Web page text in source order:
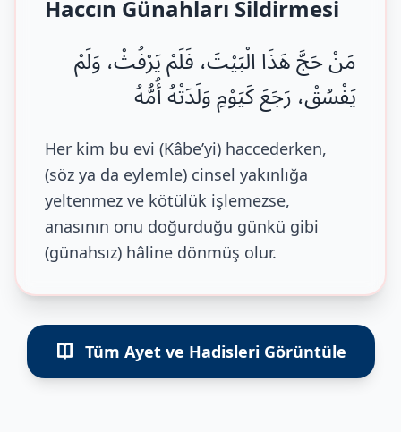
Haccın Günahları Sildirmesi
مَنْ حَجَّ هَذَا الْبَيْتَ، فَلَمْ يَرْفُثْ، وَلَمْ
يَفْسُقْ، رَجَعَ كَيَوْمِ وَلَدَتْهُ أُمُّهُ
Her kim bu evi (Kâbe’yi) haccederken,
(söz ya da eylemle) cinsel yakınlığa
yeltenmez ve kötülük işlemezse,
anasının onu doğurduğu günkü gibi
(günahsız) hâline dönmüş olur.
Tüm Ayet ve Hadisleri Görüntüle